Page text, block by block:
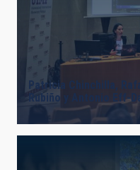
Patricia Chinchilla,
Rubiño y Antonio Eff-